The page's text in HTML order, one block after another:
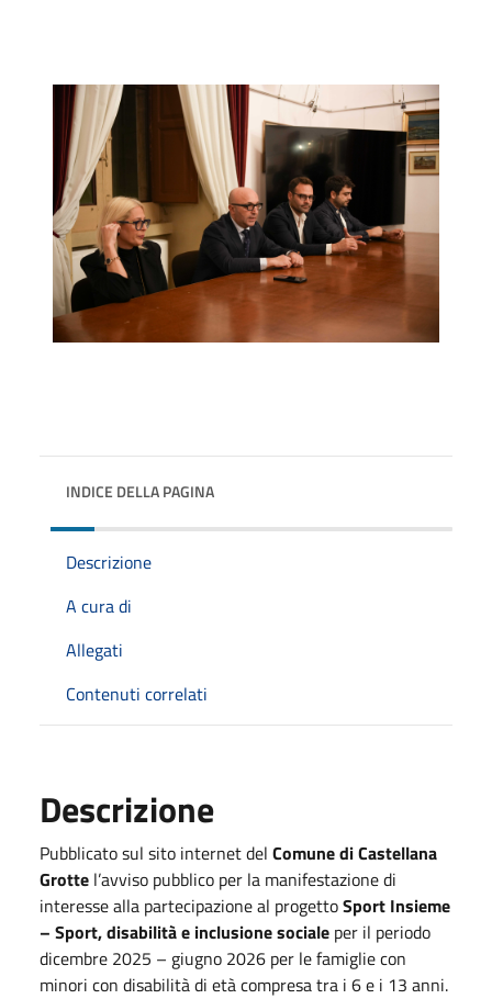
INDICE DELLA PAGINA
Descrizione
A cura di
Allegati
Contenuti correlati
Descrizione
Pubblicato sul sito internet del Comune di Castellana
Grotte l’avviso pubblico per la manifestazione di
interesse alla partecipazione al progettoSport Insieme
– Sport, disabilità e inclusione sociale per il periodo
dicembre 2025 – giugno 2026 per le famiglie con
minori con disabilità di età compresa tra i 6 e i 13 anni.